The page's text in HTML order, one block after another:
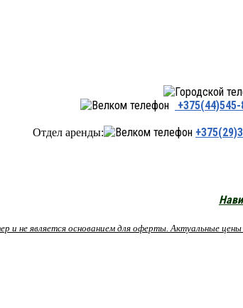
Минск
Отдел аренды:
и не является основанием для оферты. Актуальные